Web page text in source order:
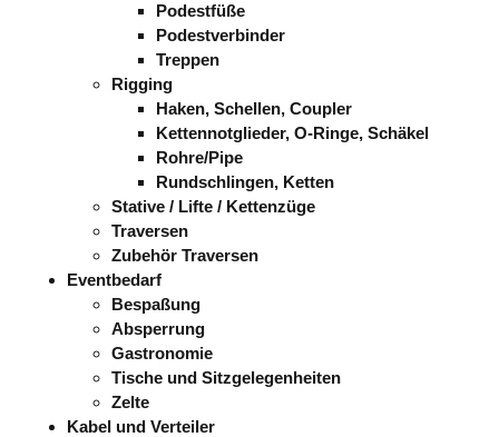
Podestfüße
Podestverbinder
Treppen
Rigging
Haken, Schellen, Coupler
Kettennotglieder, O-Ringe, Schäkel
Rohre/Pipe
Rundschlingen, Ketten
Stative / Lifte / Kettenzüge
Traversen
Zubehör Traversen
Eventbedarf
Bespaßung
Absperrung
Gastronomie
Tische und Sitzgelegenheiten
Zelte
Kabel und Verteiler